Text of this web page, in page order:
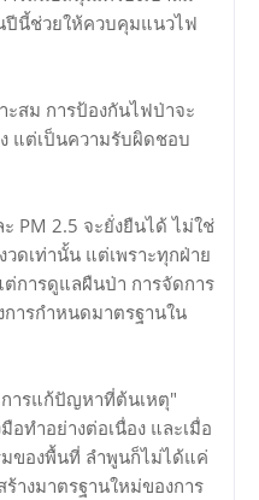
ปีนี้ช่วยให้ควบคุมแนวไฟ
สม การป้องกันไฟป่าจะ
แต่เป็นความรับผิดชอบ
PM 2.5 จะยั่งยืนได้ ไม่ใช่
วดเท่านั้น แต่เพราะทุกฝ่าย
การดูแลผืนป่า การจัดการ
การกำหนดมาตรฐานใน
การแก้ปัญหาที่ต้นเหตุ"
ทำอย่างต่อเนื่อง และเมื่อ
ของพื้นที่ ลำพูนก็ไม่ได้แค่
างมาตรฐานใหม่ของการ